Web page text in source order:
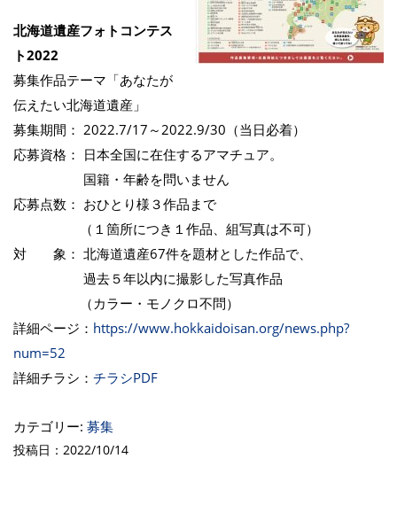
北海道遺産フォトコンテス
ト2022
募集作品テーマ「あなたが
伝えたい北海道遺産」
募集期間： 2022.7/17～2022.9/30（当日必着）
応募資格： 日本全国に在住するアマチュア。
国籍・年齢を問いません
応募点数： おひとり様３作品まで
（１箇所につき１作品、組写真は不可）
対 象： 北海道遺産67件を題材とした作品で、
過去５年以内に撮影した写真作品
（カラー・モノクロ不問）
詳細ページ： https://www.hokkaidoisan.org/news.php?
num=52
詳細チラシ： チラシPDF
カテゴリー: 募集
投稿日：2022/10/14